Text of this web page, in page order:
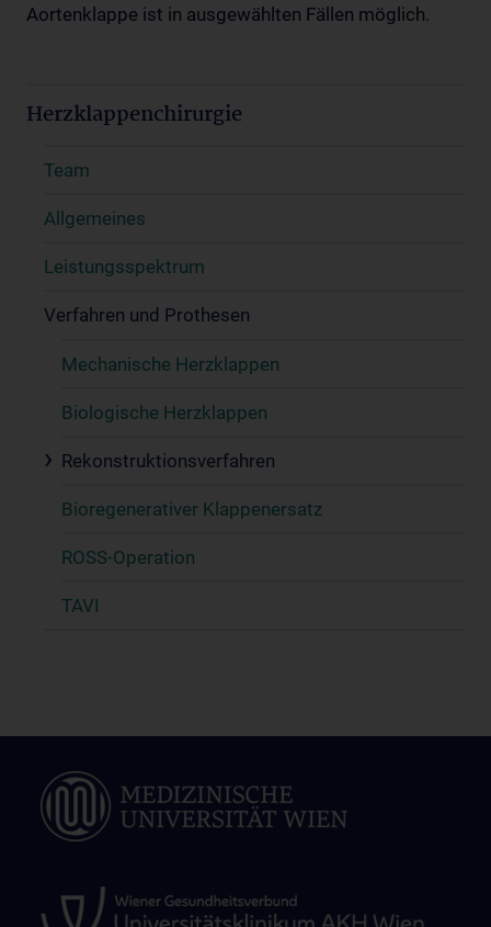
Aortenklappe ist in ausgewählten Fällen möglich.
Herzklappenchirurgie
Team
Allgemeines
Leistungsspektrum
Verfahren und Prothesen
Mechanische Herzklappen
Biologische Herzklappen
Rekonstruktionsverfahren
Bioregenerativer Klappenersatz
ROSS-Operation
TAVI